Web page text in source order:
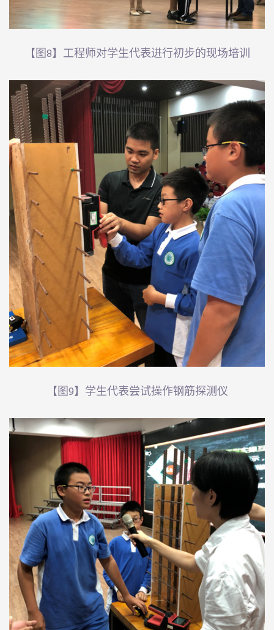
【图8】工程师对学生代表进行初步的现场培训
【图9】学生代表尝试操作钢筋探测仪